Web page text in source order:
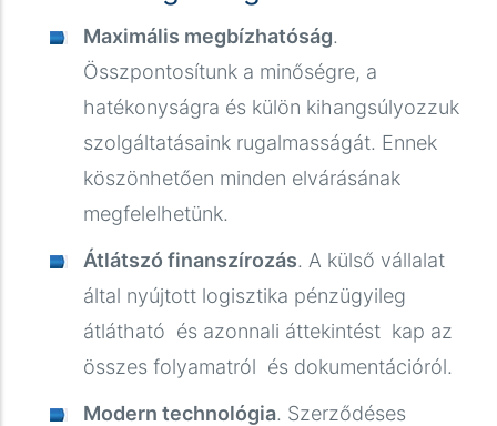
Maximális megbízhatóság.
Összpontosítunk a minőségre, a
hatékonyságra és külön kihangsúlyozzuk
szolgáltatásaink rugalmasságát. Ennek
köszönhetően minden elvárásának
megfelelhetünk.
Átlátszó finanszírozás. A külső vállalat
által nyújtott logisztika pénzügyileg
átlátható és azonnali áttekintést kap az
összes folyamatról és dokumentációról.
Modern technológia. Szerződéses